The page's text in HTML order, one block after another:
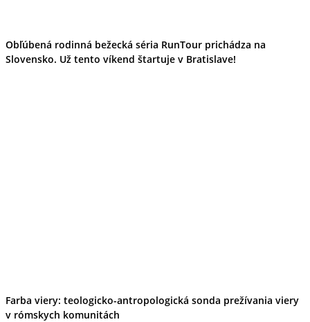
Obľúbená rodinná bežecká séria RunTour prichádza na
Slovensko. Už tento víkend štartuje v Bratislave!
Farba viery: teologicko-antropologická sonda prežívania viery
v rómskych komunitách